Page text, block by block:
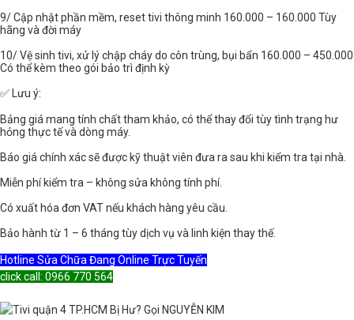
9/ Cập nhật phần mềm, reset tivi thông minh 160.000 – 160.000 Tùy
hãng và đời máy
10/ Vệ sinh tivi, xử lý chập cháy do côn trùng, bụi bẩn 160.000 – 450.000
Có thể kèm theo gói bảo trì định kỳ
✅ Lưu ý:
Bảng giá mang tính chất tham khảo, có thể thay đổi tùy tình trạng hư
hỏng thực tế và dòng máy.
Báo giá chính xác sẽ được kỹ thuật viên đưa ra sau khi kiểm tra tại nhà.
Miễn phí kiểm tra – không sửa không tính phí.
Có xuất hóa đơn VAT nếu khách hàng yêu cầu.
Bảo hành từ 1 – 6 tháng tùy dịch vụ và linh kiện thay thế.
Hotline Sửa Chữa Đang Online Trực Tuyến
click call: 0966 770 564